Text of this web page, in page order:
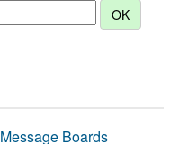
Message Boards